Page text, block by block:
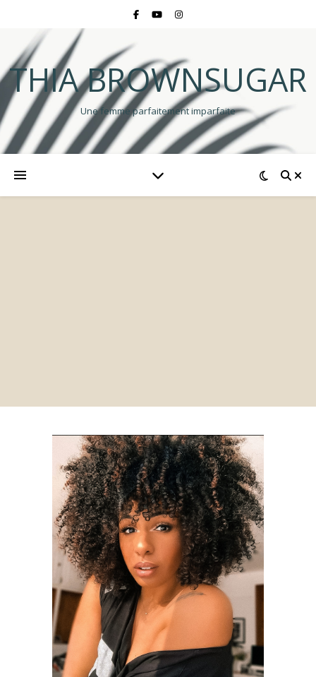
THIA BROWNSUGAR
Une femme parfaitement imparfaite